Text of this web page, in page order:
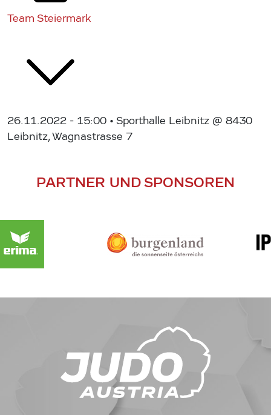
Team Steiermark
26.11.2022 - 15:00 • Sporthalle Leibnitz @ 8430
Leibnitz, Wagnastrasse 7
PARTNER UND SPONSOREN